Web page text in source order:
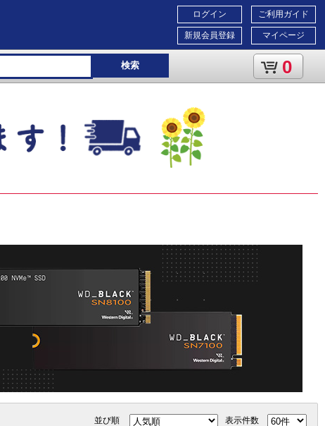
ご利用ガイド
マイページ
ログイン
新規会員登録
検索 0
並び順 表示件数